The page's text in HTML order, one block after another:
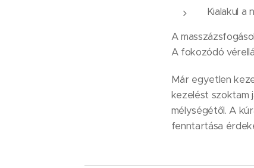
Kialakul a
A
A fokozódó
Már egyetlen
kezelést szoktam
mélységétől. A
fenntartása